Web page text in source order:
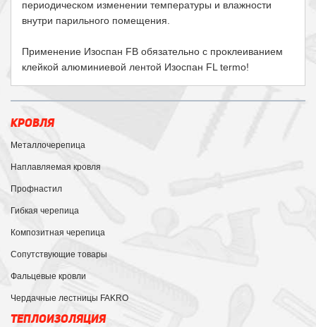
периодическом изменении температуры и влажности
внутри парильного помещения.
Применение Изоспан FB обязательно с проклеиванием
клейкой алюминиевой лентой Изоспан FL termo!
КРОВЛЯ
Металлочерепица
Наплавляемая кровля
Профнастил
Гибкая черепица
Композитная черепица
Сопутствующие товары
Фальцевые кровли
Чердачные лестницы FAKRO
ТЕПЛОИЗОЛЯЦИЯ